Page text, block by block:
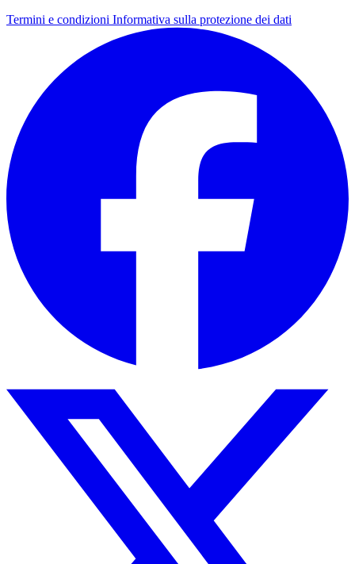
Termini e condizioni Informativa sulla protezione dei dati